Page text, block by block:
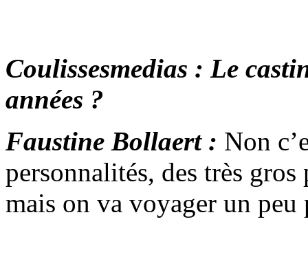
Coulissesmedias : Le
années ?
Faustine Bollaert : Non
personnalités, des très
mais on va voyager un peu